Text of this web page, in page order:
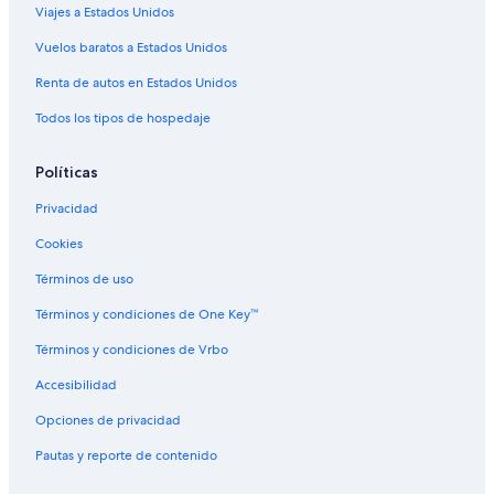
Hoteles en Glux-en-Glenne
Hoteles en Chailly-sur-Armancon
Hoteles en Rully
Apart-Hoteles en Meursault
Hoteles en Meursault
Hoteles en Diancey
Hoteles en Saint-Didier-sur-Arroux
Hoteles cerca de Castillo de Rochepot
Hoteles en La Grande-Verriere
Hoteles en Poil
Hoteles en Épinac
Hoteles en Moux-en-Morvan
Viajes a Estados Unidos
Vuelos baratos a Estados Unidos
Renta de autos en Estados Unidos
Todos los tipos de hospedaje
Políticas
Privacidad
Cookies
Términos de uso
Términos y condiciones de One Key™
Términos y condiciones de Vrbo
Accesibilidad
Opciones de privacidad
Pautas y reporte de contenido